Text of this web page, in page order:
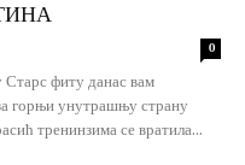
0
Старс фиту данас вам
горњи унутрашњу страну
тренинзима се вратила...